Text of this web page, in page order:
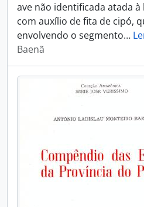
ave não identificada atada
com auxílio de fita de cipó,
envolvendo o segmento…
Baenã